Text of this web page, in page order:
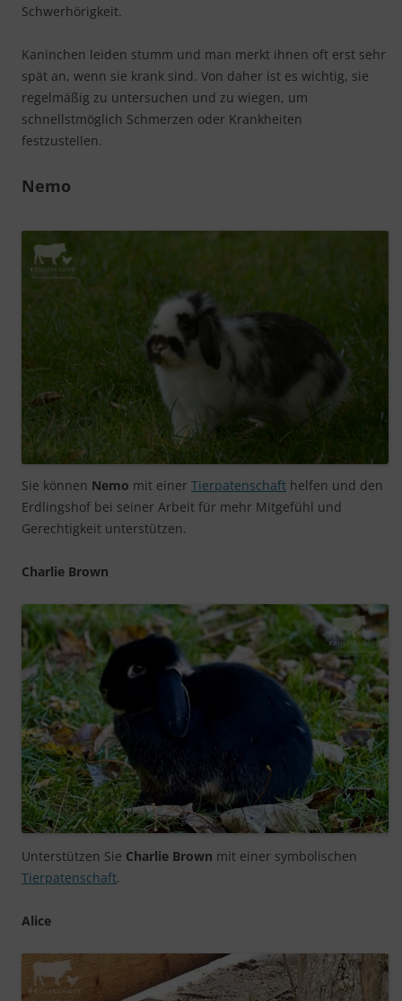
Schwerhörigkeit.
Kaninchen leiden stumm und man merkt ihnen oft erst sehr
spät an, wenn sie krank sind. Von daher ist es wichtig, sie
regelmäßig zu untersuchen und zu wiegen, um
schnellstmöglich Schmerzen oder Krankheiten
festzustellen.
Nemo
Sie können Nemo mit einer Tierpatenschaft helfen und den
Erdlingshof bei seiner Arbeit für mehr Mitgefühl und
Gerechtigkeit unterstützen.
Charlie Brown
Unterstützen Sie Charlie Brown mit einer symbolischen
Tierpatenschaft.
Alice